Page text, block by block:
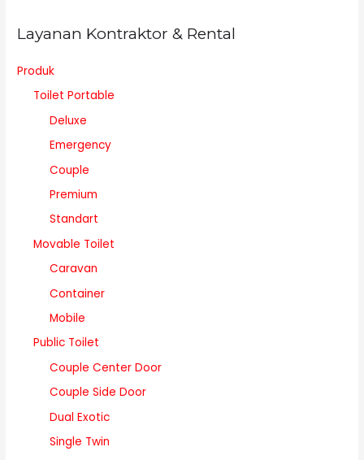
Layanan Kontraktor & Rental
Produk
Toilet Portable
Deluxe
Emergency
Couple
Premium
Standart
Movable Toilet
Caravan
Container
Mobile
Public Toilet
Couple Center Door
Couple Side Door
Dual Exotic
Single Twin